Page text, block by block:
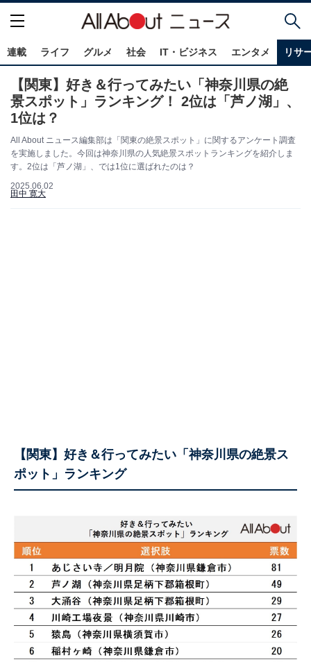
連載 ライフ グルメ 社会 IT・ビジネス エンタメ リサ
【関東】好き＆行ってみたい「神奈川県の絶
景スポット」ランキング！ 2位は「芦ノ湖」、
1位は？
All About ニュース編集部は「関東の絶景スポット」に関するアンケート調査
を実施しました。今回は神奈川県の人気絶景スポットランキングを紹介しま
す。2位は「芦ノ湖」、では1位に選ばれたのは？
2025.06.02
田中 寛大
【関東】好き＆行ってみたい「神奈川県の絶景ス
ポット」ランキング